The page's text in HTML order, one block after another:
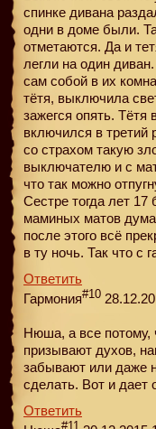
спинке дивана
одни в доме были.
отметаются. Да и
легли на один
сам собой в их
тётя, выключила
зажегся опять. Тётя
включился в третий
со страхом такую
выключателю и с
что так можно
Сестре тогда лет 17
маминых матов
после этого всё
в ту ночь. Так что с
Ответить
Гармония#10
Нюша, а все потому,
призывают духов,
забывают или даже
сделать. Вот и дает
Ответить
#11